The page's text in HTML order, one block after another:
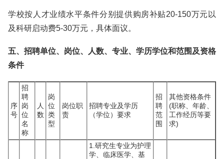
学校按人才业绩水平条件分别提供购房补贴20-150万元以
及科研启动费5-30万元，具体面议。
五、招聘单位、岗位、人数、专业、学历学位和范围及资格
条件
序
号
招
聘
岗
位
名
称
人
数
岗
位
类
型
岗位职
责
招聘专业及学历
（学位）要求
招
聘
范
围
其他资格条件
(职称、年龄、
工作经历等要
求)
1.研究生专业为护理
学、临床医学、基